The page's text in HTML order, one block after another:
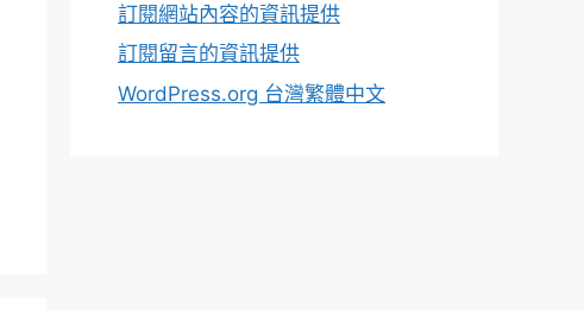
訂閱網站內容的資訊提供
訂閱留言的資訊提供
WordPress.org 台灣繁體中文